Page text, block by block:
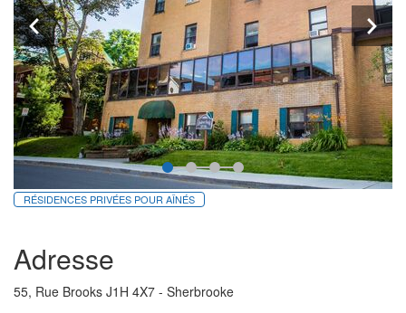
RÉSIDENCES PRIVÉES POUR AÎNÉS
Adresse
55, Rue Brooks J1H 4X7 - Sherbrooke